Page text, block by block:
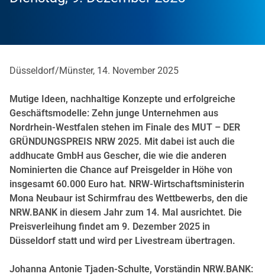
Düsseldorf/Münster, 14. November 2025
Mutige Ideen, nachhaltige Konzepte und erfolgreiche
Geschäftsmodelle: Zehn junge Unternehmen aus
Nordrhein-Westfalen stehen im Finale des MUT – DER
GRÜNDUNGSPREIS NRW 2025. Mit dabei ist auch die
addhucate GmbH aus Gescher, die wie die anderen
Nominierten die Chance auf Preisgelder in Höhe von
insgesamt 60.000 Euro hat. NRW-Wirtschaftsministerin
Mona Neubaur ist Schirmfrau des Wettbewerbs, den die
NRW.BANK in diesem Jahr zum 14. Mal ausrichtet. Die
Preisverleihung findet am 9. Dezember 2025 in
Düsseldorf statt und wird per Livestream übertragen.
Johanna Antonie Tjaden-Schulte, Vorständin NRW.BANK: